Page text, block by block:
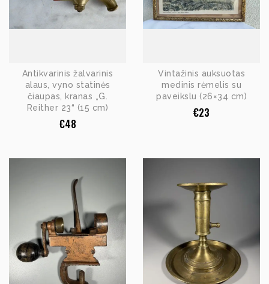
Antikvarinis žalvarinis
alaus, vyno statinės
čiaupas, kranas „G.
Reither 23“ (15 cm)
€48
Vintažinis auksuotas
medinis rėmelis su
paveikslu (26×34 cm)
€23